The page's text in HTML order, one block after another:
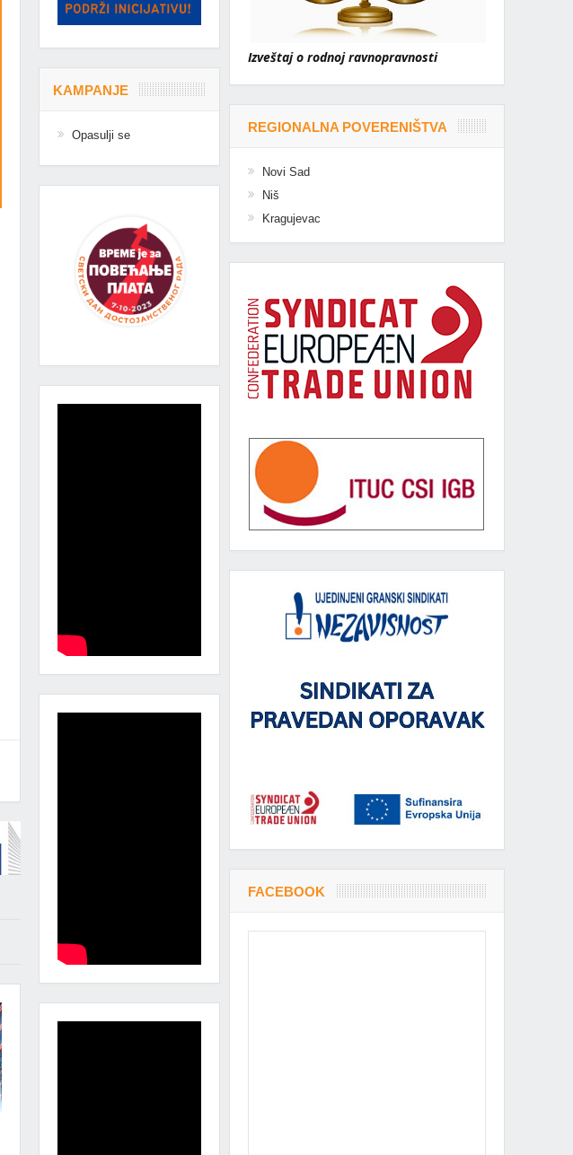
KAMPANJE
Opasulji se
Izveštaj o rodnoj ravnopravnosti
REGIONALNA POVERENIŠTVA
Novi Sad
Niš
Kragujevac
FACEBOOK